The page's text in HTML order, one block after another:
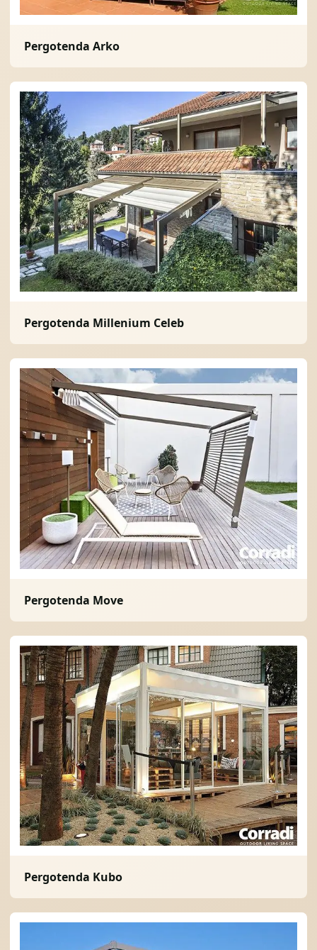
Pergotenda Arko
Pergotenda Millenium Celeb
Pergotenda Move
Pergotenda Kubo